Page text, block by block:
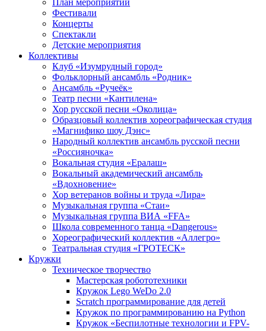
План мероприятий
Фестивали
Концерты
Спектакли
Детские мероприятия
Коллективы
Клуб «Изумрудный город»
Фольклорный ансамбль «Родник»
Ансамбль «Ручеёк»
Театр песни «Кантилена»
Хор русской песни «Околица»
Образцовый коллектив хореографическая студия
«Магнифико шоу Дэнс»
Народный коллектив ансамбль русской песни
«Россияночка»
Вокальная студия «Ералаш»
Вокальный академический ансамбль
«Вдохновение»
Хор ветеранов войны и труда «Лира»
Музыкальная группа «Стаи»
Музыкальная группа ВИА «FFA»
Школа современного танца «Dangerous»
Хореографический коллектив «Аллегро»
Театральная студия «ГРОТЕСК»
Кружки
Техническое творчество
Мастерская робототехники
Кружок Lego WeDo 2.0
Scratch программирование для детей
Кружок по программированию на Python
Кружок «Беспилотные технологии и FPV-